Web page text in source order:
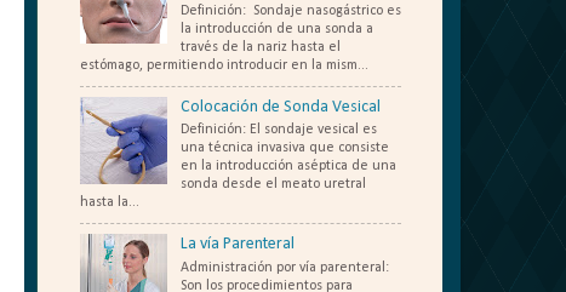
Definición: Sondaje nasogástrico es
la introducción de una sonda a
través de la nariz hasta el
estómago, permitiendo introducir en la mism...
Colocación de Sonda Vesical
Definición: El sondaje vesical es
una técnica invasiva que consiste
en la introducción aséptica de una
sonda desde el meato uretral
hasta la...
La vía Parenteral
Administración por vía parenteral:
Son los procedimientos para